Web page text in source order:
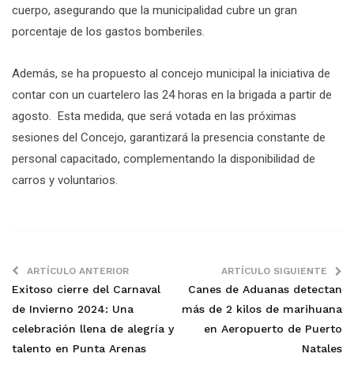
cuerpo, asegurando que la municipalidad cubre un gran
porcentaje de los gastos bomberiles.
Además, se ha propuesto al concejo municipal la iniciativa de
contar con un cuartelero las 24 horas en la brigada a partir de
agosto. Esta medida, que será votada en las próximas
sesiones del Concejo, garantizará la presencia constante de
personal capacitado, complementando la disponibilidad de
carros y voluntarios.
ARTÍCULO ANTERIOR
Exitoso cierre del Carnaval
de Invierno 2024: Una
celebración llena de alegría y
talento en Punta Arenas
ARTÍCULO SIGUIENTE
Canes de Aduanas detectan
más de 2 kilos de marihuana
en Aeropuerto de Puerto
Natales